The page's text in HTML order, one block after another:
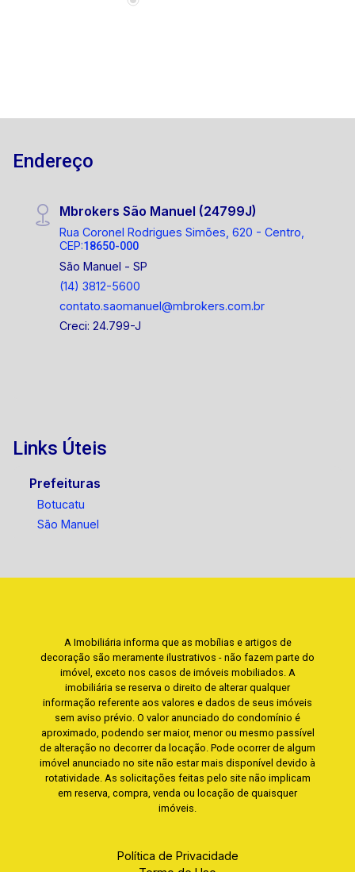
Endereço
Mbrokers São Manuel (24799J)
Rua Coronel Rodrigues Simões, 620 - Centro,
CEP:18650-000
São Manuel - SP
(14) 3812-5600
contato.saomanuel@mbrokers.com.br
Creci: 24.799-J
Links Úteis
Prefeituras
Botucatu
São Manuel
A Imobiliária informa que as mobílias e artigos de
decoração são meramente ilustrativos - não fazem parte do
imóvel, exceto nos casos de imóveis mobiliados. A
imobiliária se reserva o direito de alterar qualquer
informação referente aos valores e dados de seus imóveis
sem aviso prévio. O valor anunciado do condomínio é
aproximado, podendo ser maior, menor ou mesmo passível
de alteração no decorrer da locação. Pode ocorrer de algum
imóvel anunciado no site não estar mais disponível devido à
rotatividade. As solicitações feitas pelo site não implicam
em reserva, compra, venda ou locação de quaisquer
imóveis.
Política de Privacidade